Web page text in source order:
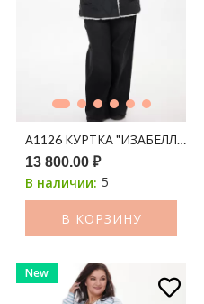
200С КОРИЧНЕВЫЙ ПРИНТ
А1126 КУРТКА "ИЗАБЕЛЛА"
13 800.00 ₽
В наличии: 5
В КОРЗИНУ
New